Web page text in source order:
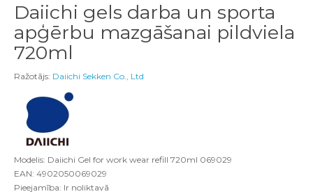
Daiichi gels darba un sporta
apģērbu mazgāšanai pildviela
720ml
Ražotājs: Daiichi Sekken Co., Ltd
Modelis: Daiichi Gel for work wear refill 720ml 069029
EAN: 4902050069029
Pieejamība: Ir noliktavā